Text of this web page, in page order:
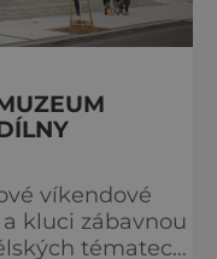
víkendové
kluci zábavnou
tématech.